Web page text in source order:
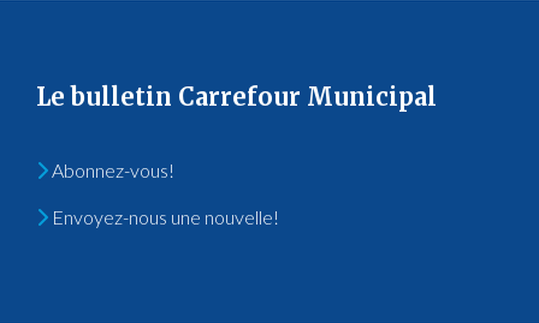
Le bulletin Carrefour Municipal
Abonnez-vous!
Envoyez-nous une nouvelle!